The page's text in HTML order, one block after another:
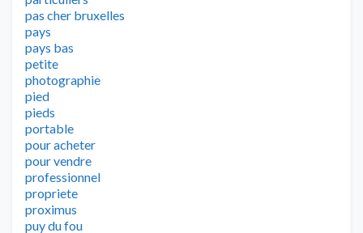
pas cher bruxelles
pays
pays bas
petite
photographie
pied
pieds
portable
pour acheter
pour vendre
professionnel
propriete
proximus
puy du fou